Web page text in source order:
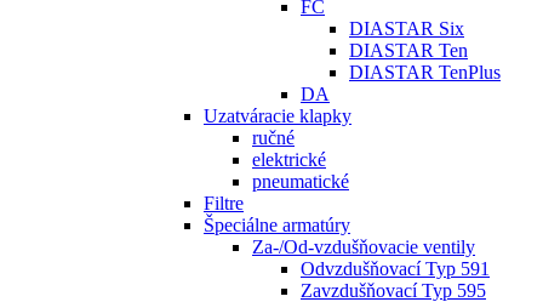
FC
DIASTAR Six
DIASTAR Ten
DIASTAR TenPlus
DA
Uzatváracie klapky
ručné
elektrické
pneumatické
Filtre
Špeciálne armatúry
Za-/Od-vzdušňovacie ventily
Odvzdušňovací Typ 591
Zavzdušňovací Typ 595